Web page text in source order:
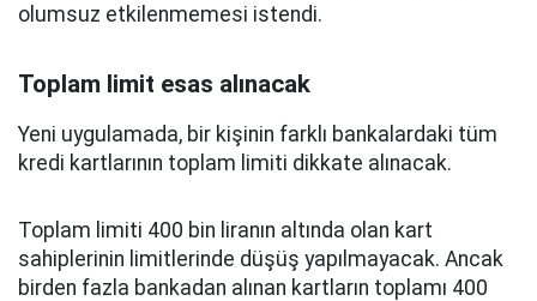
olumsuz etkilenmemesi istendi.
Toplam limit esas alınacak
Yeni uygulamada, bir kişinin farklı bankalardaki tüm
kredi kartlarının toplam limiti dikkate alınacak.
Toplam limiti 400 bin liranın altında olan kart
sahiplerinin limitlerinde düşüş yapılmayacak. Ancak
birden fazla bankadan alınan kartların toplamı 400